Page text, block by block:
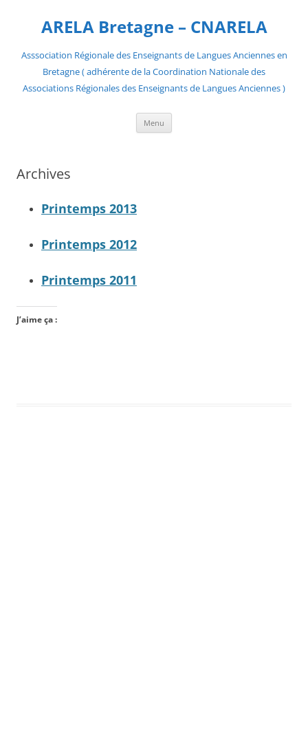
contenuARELA Bretagne – CNARELA
Asssociation Régionale des Enseignants de Langues Anciennes en
Bretagne ( adhérente de la Coordination Nationale des
Associations Régionales des Enseignants de Langues Anciennes )
Menu
Archives
Printemps 2013
Printemps 2012
Printemps 2011
J’aime ça :